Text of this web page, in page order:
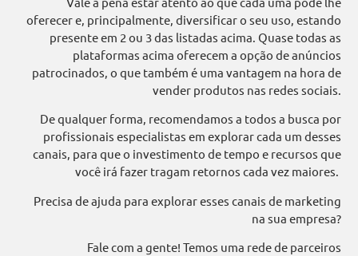
oferecer e, principalmente, diversificar o seu uso, estando
presente em 2 ou 3 das listadas acima. Quase todas as
plataformas acima oferecem a opção de anúncios
patrocinados, o que também é uma vantagem na hora de
vender produtos nas redes sociais.
De qualquer forma, recomendamos a todos a busca por
profissionais especialistas em explorar cada um desses
canais, para que o investimento de tempo e recursos que
você irá fazer tragam retornos cada vez maiores.
Precisa de ajuda para explorar esses canais de marketing
na sua empresa?
Fale com a gente! Temos uma rede de parceiros